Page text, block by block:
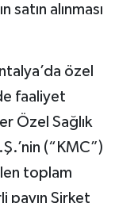
satın alınması
özel
faaliyet
Özel Sağlık
(“KMC”)
toplam
payın Şirket